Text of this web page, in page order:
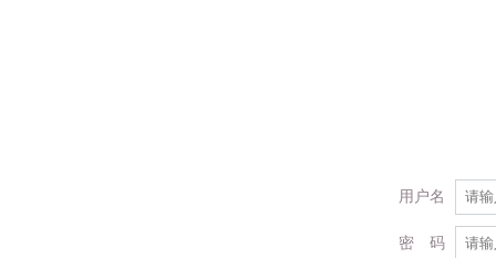
用户名
密 码